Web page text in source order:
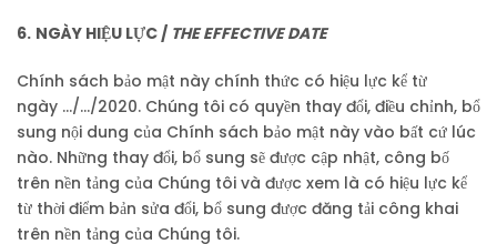
6. NGÀY HIỆU LỰC / THE EFFECTIVE DATE
Chính sách bảo mật này chính thức có hiệu lực kể từ
ngày …/…/2020. Chúng tôi có quyền thay đổi, điều chỉnh, bổ
sung nội dung của Chính sách bảo mật này vào bất cứ lúc
nào. Những thay đổi, bổ sung sẽ được cập nhật, công bố
trên nền tảng của Chúng tôi và được xem là có hiệu lực kể
từ thời điểm bản sửa đổi, bổ sung được đăng tải công khai
trên nền tảng của Chúng tôi.